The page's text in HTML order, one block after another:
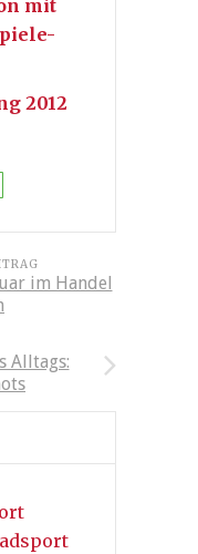
mit
2012
im Handel
Alltags: